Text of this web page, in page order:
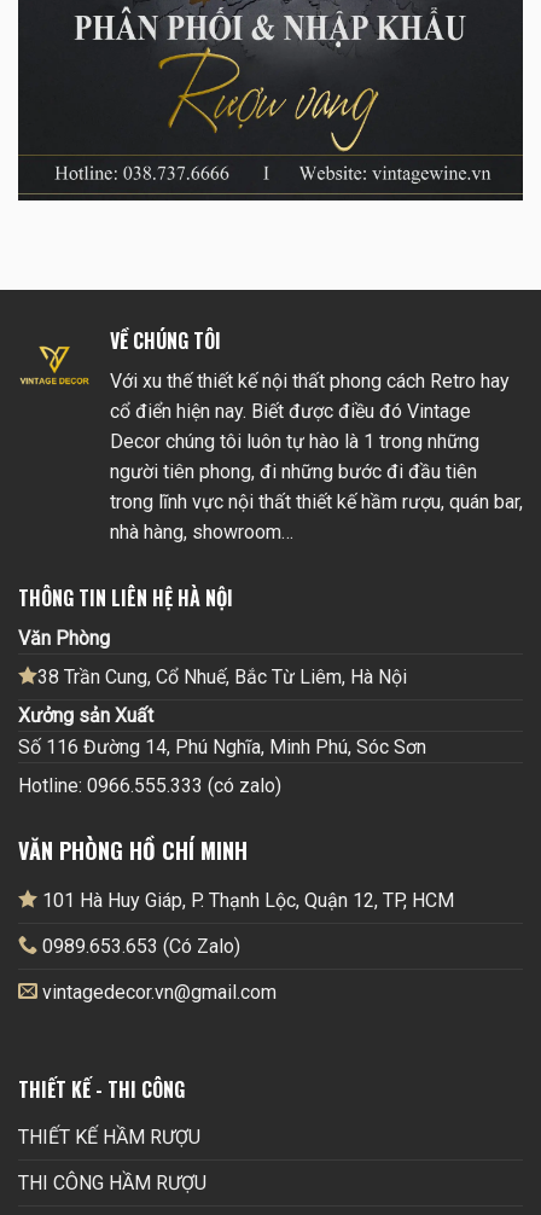
VỀ CHÚNG TÔI
Với xu thế thiết kế nội thất phong cách Retro hay
cổ điển hiện nay. Biết được điều đó Vintage
Decor chúng tôi luôn tự hào là 1 trong những
người tiên phong, đi những bước đi đầu tiên
trong lĩnh vực nội thất thiết kế hầm rượu, quán bar,
nhà hàng, showroom…
THÔNG TIN LIÊN HỆ HÀ NỘI
Văn Phòng
38 Trần Cung, Cổ Nhuế, Bắc Từ Liêm, Hà Nội
Xưởng sản Xuất
Số 116 Đường 14, Phú Nghĩa, Minh Phú, Sóc Sơn
Hotline: 0966.555.333 (có zalo)
VĂN PHÒNG HỒ CHÍ MINH
101 Hà Huy Giáp, P. Thạnh Lộc, Quận 12, TP, HCM
0989.653.653 (Có Zalo)
vintagedecor.vn@gmail.com
THIẾT KẾ - THI CÔNG
THIẾT KẾ HẦM RƯỢU
THI CÔNG HẦM RƯỢU